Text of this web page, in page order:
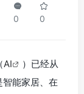
0 0
（AI
）已经从
能家居、在